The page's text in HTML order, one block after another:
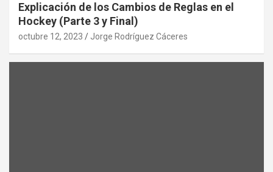
Explicación de los Cambios de Reglas en el
Hockey (Parte 3 y Final)
octubre 12, 2023 Jorge Rodríguez Cáceres